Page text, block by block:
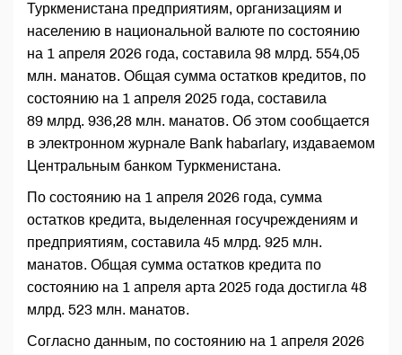
Туркменистана предприятиям, организациям и
населению в национальной валюте по состоянию
на 1 апреля 2026 года, составила 98 млрд. 554,05
млн. манатов. Общая сумма остатков кредитов, по
состоянию на 1 апреля 2025 года, составила
89 млрд. 936,28 млн. манатов. Об этом сообщается
в электронном журнале Bank habarlary, издаваемом
Центральным банком Туркменистана.
По состоянию на 1 апреля 2026 года, сумма
остатков кредита, выделенная госучреждениям и
предприятиям, составила 45 млрд. 925 млн.
манатов. Общая сумма остатков кредита по
состоянию на 1 апреля арта 2025 года достигла 48
млрд. 523 млн. манатов.
Согласно данным, по состоянию на 1 апреля 2026